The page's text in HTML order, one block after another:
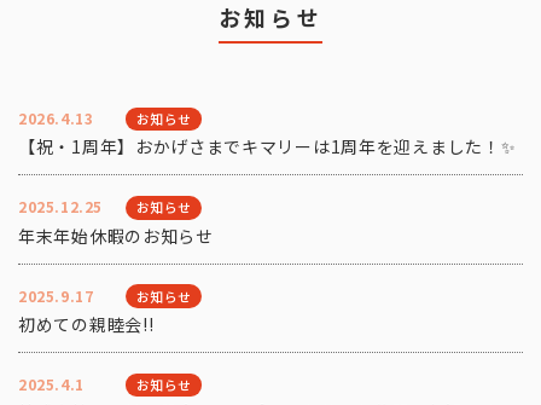
お知らせ
2026.4.13 お知らせ
【祝・1周年】おかげさまでキマリーは1周年を迎えました！✨
2025.12.25 お知らせ
年末年始休暇のお知らせ
2025.9.17 お知らせ
初めての親睦会!!
2025.4.1 お知らせ